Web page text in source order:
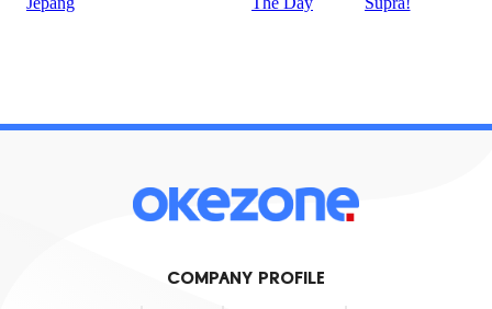
COMPANY PROFILE